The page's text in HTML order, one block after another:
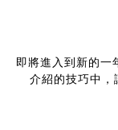
即將進入到新的一
介紹的技巧中